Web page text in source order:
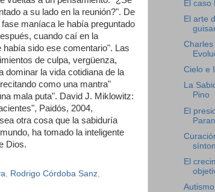
a su lado en la reunión?". De
maníaca le había preguntado
cuando caí en la
sido ese comentario". Las
de culpa, vergüenza,
dominar la vida cotidiana de la
como una mantra"
mala puta". David J. Miklowitz:
Paidós, 2004,
otra cosa que la sabiduría
ha tomado la inteligente
Dios.
Rodrigo Córdoba Sanz
El caso
El arte
Cielo e
La
Pino
El
El
Autismo